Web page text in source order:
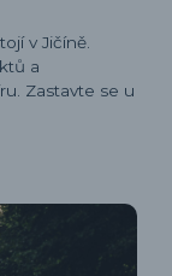
v Jičíně.
a
Zastavte se u